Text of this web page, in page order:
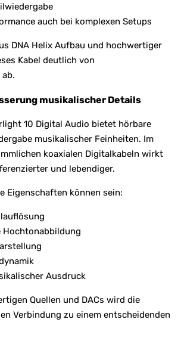
auch bei komplexen Setups
DNA Helix Aufbau und hochwertiger
Kabel deutlich von
musikalischer Details
10 Digital Audio bietet hörbare
musikalischer Feinheiten. Im
koaxialen Digitalkabeln wirkt
und lebendiger.
Eigenschaften können sein:
Ausdruck
Quellen und DACs wird die
Verbindung zu einem entscheidenden